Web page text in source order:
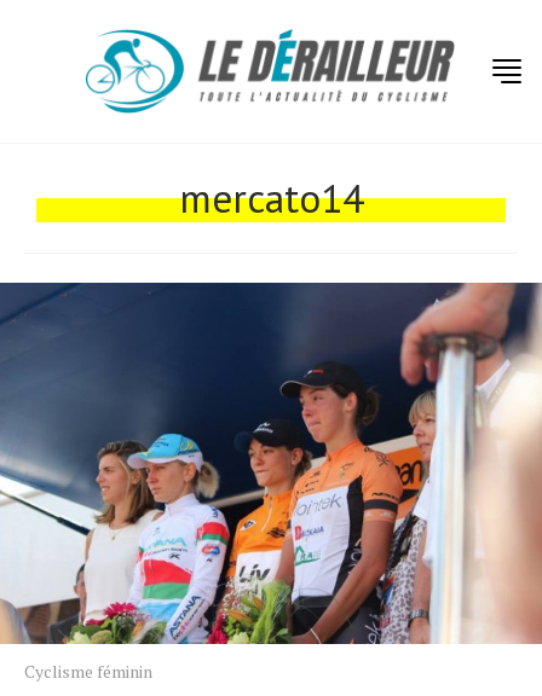
mercato14
Cyclisme féminin
Technologies
Tous nos articles
À propos